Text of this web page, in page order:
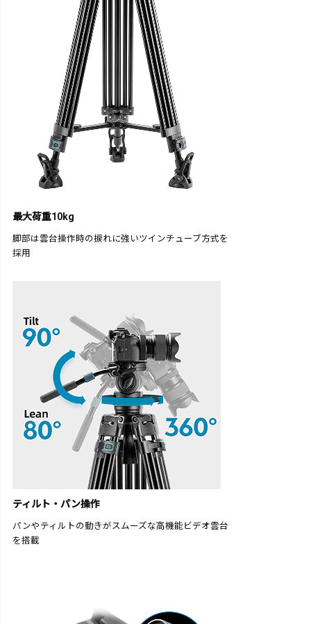
最大荷重10kg
脚部は雲台操作時の捩れに強いツインチューブ方式を
採用
ティルト・パン操作
パンやティルトの動きがスムーズな高機能ビデオ雲台
を搭載